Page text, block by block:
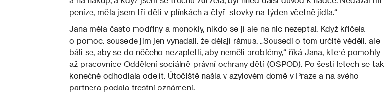
peníze, měla jsem tři děti v plínkách a čtyři stovky na týden včetně jídla.“
Jana měla často modřiny a monokly, nikdo se jí ale na nic nezeptal. Když křičela
o pomoc, sousedé jim jen vynadali, že dělají rámus. „Sousedi o tom určitě věděli, ale
báli se, aby se do něčeho nezapletli, aby neměli problémy,“ říká Jana, které pomohly
až pracovnice Oddělení sociálně-právní ochrany dětí (OSPOD). Po šesti letech se tak
konečně odhodlala odejít. Útočiště našla v azylovém domě v Praze a na svého
partnera podala trestní oznámení.